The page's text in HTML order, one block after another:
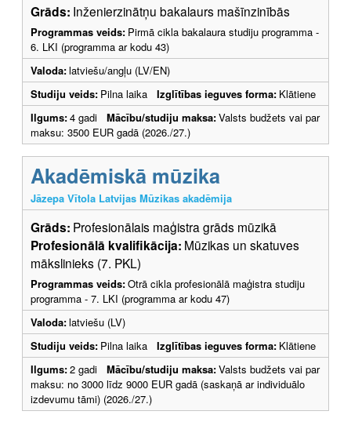
Grāds: Inženierzinātņu bakalaurs mašīnzinībās
Programmas veids: Pirmā cikla bakalaura studiju programma -
6. LKI (programma ar kodu 43)
Valoda:latviešu/angļu (LV/EN)
Studiju veids: Pilna laika Izglītības ieguves forma: Klātiene
Ilgums:4 gadi Mācību/studiju maksa:Valsts budžets vai par
maksu: 3500 EUR gadā (2026./27.)
Akadēmiskā mūzika
Jāzepa Vītola Latvijas Mūzikas akadēmija
Grāds: Profesionālais maģistra grāds mūzikā
Profesionālā kvalifikācija: Mūzikas un skatuves
mākslinieks (7. PKL)
Programmas veids:Otrā cikla profesionālā maģistra studiju
programma - 7. LKI (programma ar kodu 47)
Valoda:latviešu (LV)
Studiju veids: Pilna laika Izglītības ieguves forma: Klātiene
Ilgums:2 gadi Mācību/studiju maksa:Valsts budžets vai par
maksu: no 3000 līdz 9000 EUR gadā (saskaņā ar individuālo
izdevumu tāmi) (2026./27.)